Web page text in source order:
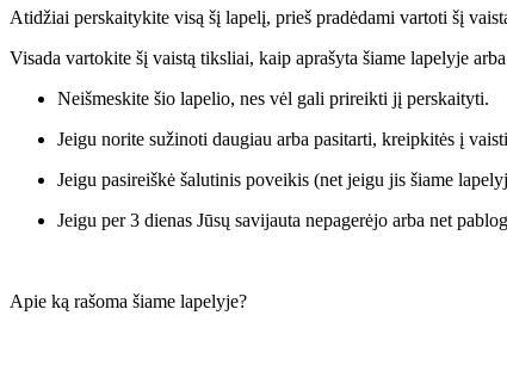
Atidžiai perskaitykite visą šį lapelį, prieš pradėdami vartoti šį
Visada vartokite šį vaistą tiksliai, kaip aprašyta šiame lapelyje
Neišmeskite šio lapelio, nes vėl gali prireikti jį perskaityti.
Jeigu norite sužinoti daugiau arba pasitarti, kreipkitės į
Jeigu pasireiškė šalutinis poveikis (net jeigu jis šiame
Jeigu per 3 dienas Jūsų savijauta nepagerėjo arba net
Apie ką rašoma šiame lapelyje?